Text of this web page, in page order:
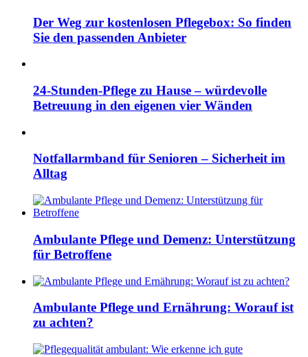
Der Weg zur kostenlosen Pflegebox: So finden
Sie den passenden Anbieter
24-Stunden-Pflege zu Hause – würdevolle
Betreuung in den eigenen vier Wänden
Notfallarmband für Senioren – Sicherheit im
Alltag
Ambulante Pflege und Demenz: Unterstützung
für Betroffene
Ambulante Pflege und Ernährung: Worauf ist
zu achten?